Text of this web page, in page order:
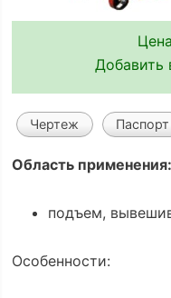
Добавить
Чертеж Паспорт
Область применения:
подъем,
Особенности: